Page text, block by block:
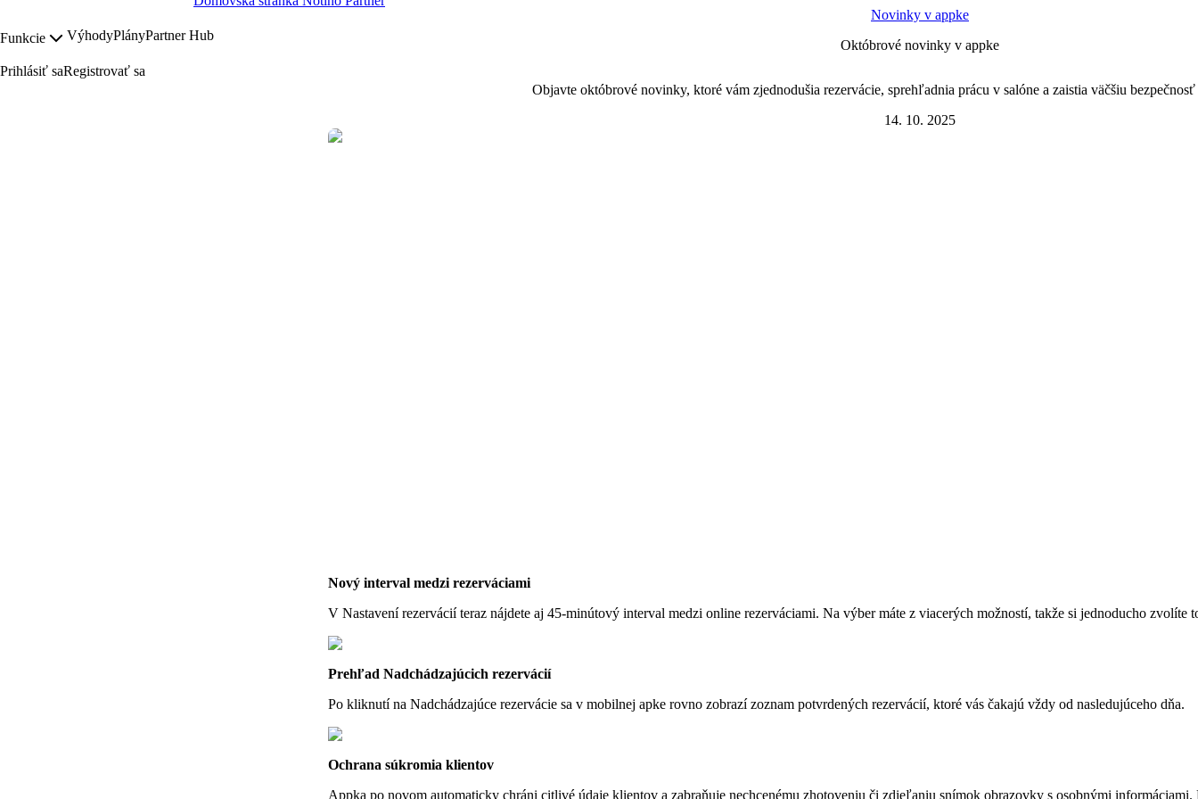
Funkcie VýhodyPlányPartner Hub
Prihlásiť saRegistrovať sa
Novinky v appke
Októbrové novinky v appke
Objavte októbrové novinky, ktoré vám zjednodušia rezervácie, sprehľadnia prácu v salóne a zaistia väčšiu
14. 10. 2025
Nový interval medzi rezerváciami
V Nastavení rezervácií teraz nájdete aj 45-minútový interval medzi online rezerváciami. Na výber máte z viacerých možností, takže si jednoducho zvolíte
Prehľad Nadchádzajúcich rezervácií
Po kliknutí na Nadchádzajúce rezervácie sa v mobilnej apke rovno zobrazí zoznam potvrdených rezervácií, ktoré vás čakajú vždy od nasledujúceho dňa.
Ochrana súkromia klientov
Appka po novom automaticky chráni citlivé údaje klientov a zabraňuje nechcenému zhotoveniu či zdieľaniu snímok obrazovky s osobnými